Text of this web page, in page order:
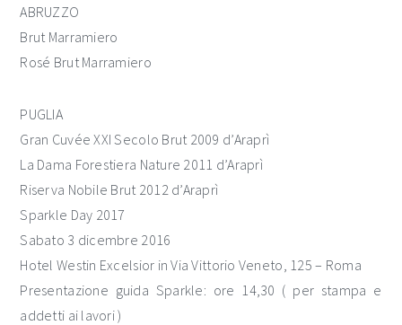
ABRUZZO
Brut Marramiero
Rosé Brut Marramiero
PUGLIA
Gran Cuvée XXI Secolo Brut 2009 d’Araprì
La Dama Forestiera Nature 2011 d’Araprì
Riserva Nobile Brut 2012 d’Araprì
Sparkle Day 2017
Sabato 3 dicembre 2016
Hotel Westin Excelsior in Via Vittorio Veneto, 125 – Roma
Presentazione guida Sparkle: ore 14,30 ( per stampa e
addetti ai lavori )